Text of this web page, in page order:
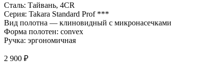
Сталь: Тайвань, 4CR
Серия: Takara Standard Prof ***
Вид полотна — клиновидный с микронасечками
Форма полотен: convex
Ручка: эргономичная
2 900 ₽